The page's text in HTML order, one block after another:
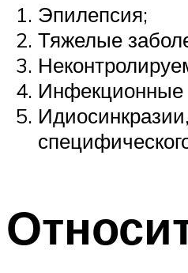
Эпилепсия;
Тяжелые
Инфекционные